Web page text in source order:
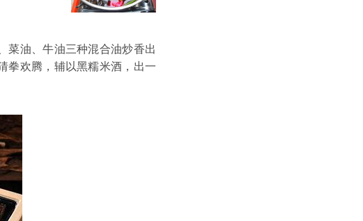
菜油、牛油三种混合油炒香出
拳欢腾，辅以黑糯米酒，出一